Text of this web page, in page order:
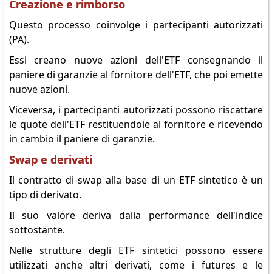
Creazione e rimborso
Questo processo coinvolge i partecipanti autorizzati
(PA).
Essi creano nuove azioni dell'ETF consegnando il
paniere di garanzie al fornitore dell'ETF, che poi emette
nuove azioni.
Viceversa, i partecipanti autorizzati possono riscattare
le quote dell'ETF restituendole al fornitore e ricevendo
in cambio il paniere di garanzie.
Swap e derivati
Il contratto di swap alla base di un ETF sintetico è un
tipo di derivato.
Il suo valore deriva dalla performance dell'indice
sottostante.
Nelle strutture degli ETF sintetici possono essere
utilizzati anche altri derivati, come i futures e le